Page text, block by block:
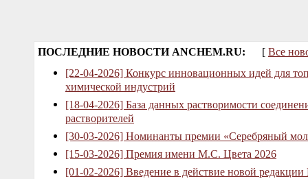
ПОСЛЕДНИЕ НОВОСТИ ANCHEM.RU: [ Все
[22-04-2026] Конкурс инновационных идей для
химической индустрий
[18-04-2026] База данных растворимости
растворителей
[30-03-2026] Номинанты премии «Серебряный
[15-03-2026] Премия имени М.С. Цвета 2026
[01-02-2026] Введение в действие новой